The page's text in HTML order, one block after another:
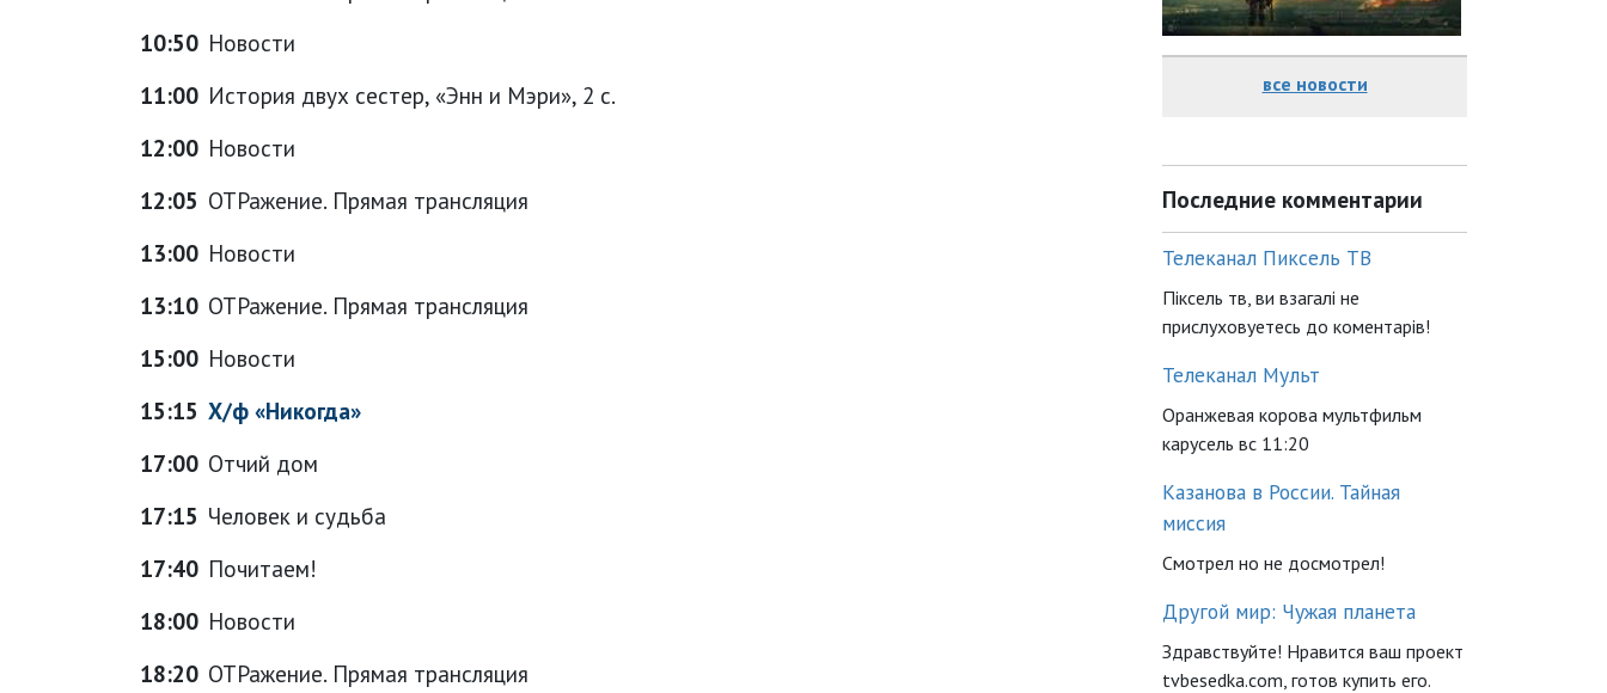
10:50 Новости
11:00 История двух сестер, «Энн и Мэри», 2 с.
12:00 Новости
12:05 ОТРажение. Прямая трансляция
13:00 Новости
13:10 ОТРажение. Прямая трансляция
15:00 Новости
15:15 Х/ф «Никогда»
17:00 Отчий дом
17:15 Человек и судьба
17:40 Почитаем!
18:00 Новости
18:20 ОТРажение. Прямая трансляция
все новости
Последние комментарии
Телеканал Пиксель ТВ
Піксель тв, ви взагалі не
прислуховуетесь до коментарів!
Телеканал Мульт
Оранжевая корова мультфильм
карусель вс 11:20
Казанова в России. Тайная
миссия
Смотрел но не досмотрел!
Другой мир: Чужая планета
Здравствуйте! Нравится ваш проект
tvbesedka.com, готов купить его.